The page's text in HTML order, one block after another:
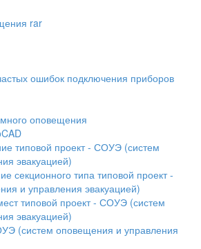
rar
ошибок подключения приборов
оповещения
типовой проект - СОУЭ (систем
эвакуацией)
секционного типа типовой проект -
и управления эвакуацией)
типовой проект - СОУЭ (систем
эвакуацией)
(систем оповещения и управления